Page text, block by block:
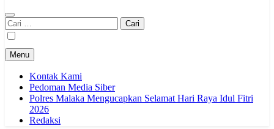
Cari
untuk:
Menu
Kontak Kami
Pedoman Media Siber
Polres Malaka Mengucapkan Selamat Hari Raya Idul Fitri
2026
Redaksi